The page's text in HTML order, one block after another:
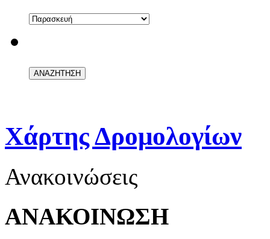
Χάρτης Δρομολογίων
Ανακοινώσεις
ΑΝΑΚΟΙΝΩΣΗ